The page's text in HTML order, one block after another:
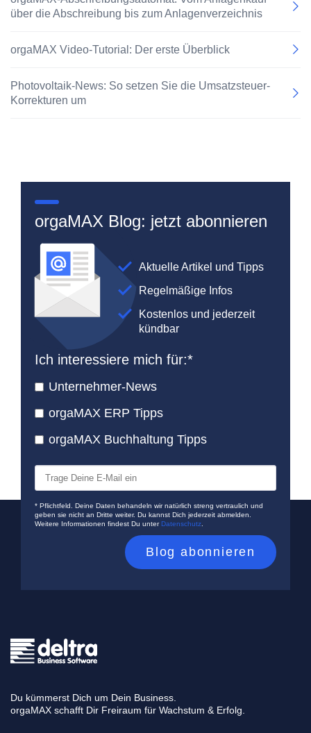
über die Abschreibung bis zum Anlagenverzeichnis
orgaMAX Video-Tutorial: Der erste Überblick
Photovoltaik-News: So setzen Sie die Umsatzsteuer-
Korrekturen um
orgaMAX Blog: jetzt abonnieren
Aktuelle Artikel und Tipps
Regelmäßige Infos
Kostenlos und jederzeit
kündbar
Ich interessiere mich für:*
Unternehmer-News
orgaMAX ERP Tipps
orgaMAX Buchhaltung Tipps
* Pflichtfeld. Deine Daten behandeln wir natürlich streng vertraulich und
geben sie nicht an Dritte weiter. Du kannst Dich jederzeit abmelden.
Weitere Informationen findest Du unterDatenschutz
Du kümmerst Dich um Dein Business.
orgaMAX schafft Dir Freiraum für Wachstum & Erfolg.